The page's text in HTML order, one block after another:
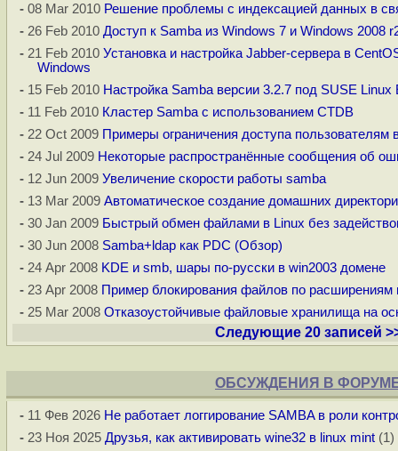
-08 Mar 2010 Решение проблемы с индексацией данных в
-26 Feb 2010 Доступ к Samba из Windows 7 и Windows 2008
-21 Feb 2010 Установка и настройка Jabber-сервера в
Windows
-15 Feb 2010 Настройка Samba версии 3.2.7 под SUSE Linux
-11 Feb 2010 Кластер Samba с использованием CTDB
-22 Oct 2009 Примеры ограничения доступа пользователям
-24 Jul 2009 Некоторые распространённые сообщения об
-12 Jun 2009 Увеличение скорости работы samba
-13 Mar 2009 Автоматическое создание домашних
-30 Jan 2009 Быстрый обмен файлами в Linux без
-30 Jun 2008 Samba+ldap как PDC (Обзор)
-24 Apr 2008 KDE и smb, шары по-русски в win2003 домене
-23 Apr 2008 Пример блокирования файлов по расширениям
-25 Mar 2008 Отказоустойчивые файловые хранилища на
Следующие 20 записей
ОБСУЖДЕНИЯ В
-11 Фев 2026 Не работает логгирование SAMBA в роли
-23 Ноя 2025 Друзья, как активировать wine32 в linux mint (1)